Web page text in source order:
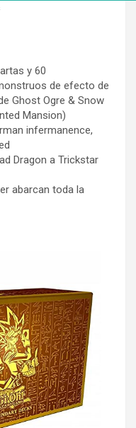
y 60
de efecto de
Ghost Ogre & Snow
Mansion)
infermanence,
Dragon a Trickstar
abarcan toda la